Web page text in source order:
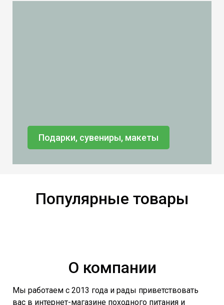
Подарки, сувениры, макеты
Популярные товары
О компании
Мы работаем с 2013 года и рады приветствовать
вас в интернет-магазине походного питания и